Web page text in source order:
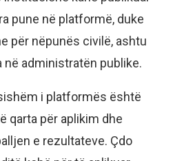
pune në platformë, duke
për nëpunës civilë, ashtu
në administratën publike.
i platformës është
qarta për aplikim dhe
e rezultateve. Çdo